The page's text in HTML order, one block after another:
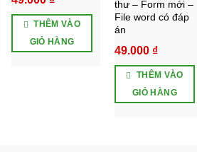
THÊM VÀO
GIỎ HÀNG
thư – Form mới –
File word có đáp
án
49.000 ₫
THÊM VÀO
GIỎ HÀNG